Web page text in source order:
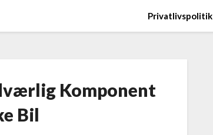
Privatlivspolitik
Komponent
Bil